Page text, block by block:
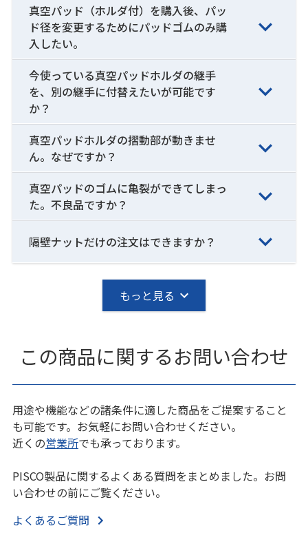
真空パッド（ホルダ付）を購入後、パッ
ド径を変更するためにパッドゴムのみ購
入したい。
今使っている真空パッドホルダの継手
を、別の継手に付替えたいが可能です
か？
真空パッドホルダの摺動部が動きませ
ん。なぜですか？
真空パッドのゴムに亀裂ができてしまっ
た。不良品ですか？
隔壁ナットだけの注文はできますか？
もっと見る
この商品に関するお問い合わせ
用途や機能などの諸条件に適した商品をご提案すること
も可能です。お気軽にお問い合わせください。
近くの営業所でも承っております。
PISCO製品に関するよくある質問をまとめました。お問
い合わせの前にご覧ください。
よくあるご質問